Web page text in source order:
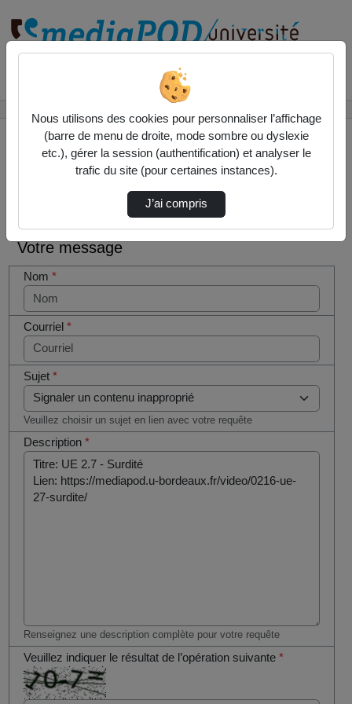
Contactez nous
Votre message
Nom*
Courriel*
Sujet*
Veuillez choisir un sujet en lien avec votre requête
Description*
Renseignez une description complète pour votre requête
Veuillez indiquer le résultat de l’opération suivante*
êtes un
humain en
métal
(obligatoire)
Nous utilisons des cookies pour personnaliser l’affichage
(barre de menu de droite, mode sombre ou dyslexie
etc.), gérer la session (authentification) et analyser le
trafic du site (pour certaines instances).
J’ai compris